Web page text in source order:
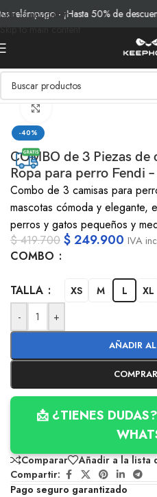
Skip to navigation
Skip to main content
- ¡Hasta 50% de
Inicio/Pets/Ropa
-40%
COMBO de 3 Piezas
Ropa para perro Fendi
Combo de 3 camisas para
mascotas cómoda y elegante,
perros y gatos pequeños y
$419.700 $249.900 IVA
COMBO
TALLA XS M L
XL
-
+
AÑADIR
📩 ¿TIENES
Comparar
Añadir a la lista
Compartir:
Pago seguro garantizado